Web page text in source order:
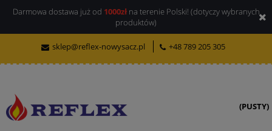
Darmowa dostawa już od 1000złna terenie Polski! (dotyczy wybranych
produktów)
sklep@reflex-nowysacz.pl +48 789 205 305
(PUSTY)